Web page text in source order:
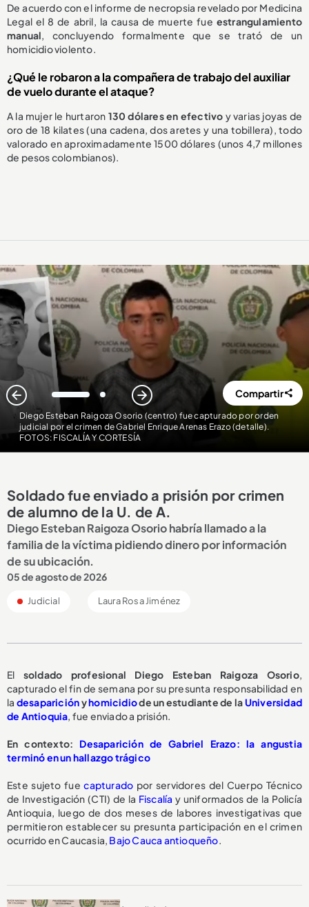
De acuerdo con el informe de necropsia revelado por Medicina
Legal el 8 de abril, la causa de muerte fue estrangulamiento
manual, concluyendo formalmente que se trató de un
homicidio violento.
¿Qué le robaron a la compañera de trabajo del auxiliar
de vuelo durante el ataque?
A la mujer le hurtaron 130 dólares en efectivo y varias joyas de
oro de 18 kilates (una cadena, dos aretes y una tobillera), todo
valorado en aproximadamente 1500 dólares (unos 4,7 millones
de pesos colombianos).
Diego Esteban Raigoza Osorio (centro) fue capturado por orden
judicial por el crimen de Gabriel Enrique Arenas Erazo (detalle).
FOTOS: FISCALÍA Y CORTESÍA
1 2 Compartir
Soldado fue enviado a prisión por crimen
de alumno de la U. de A.
Diego Esteban Raigoza Osorio habría llamado a la
familia de la víctima pidiendo dinero por información
de su ubicación.
05 de agosto de 2026
Judicial Laura Rosa Jiménez
El soldado profesional Diego Esteban Raigoza Osorio,
capturado el fin de semana por su presunta responsabilidad en
la desapariciónyhomicidiode un estudiante de laUniversidad
de Antioquia, fue enviado a prisión.
En contexto: Desaparición de Gabriel Erazo: la angustia
terminó en un hallazgo trágico
Este sujeto fuecapturado por servidores del Cuerpo Técnico
de Investigación (CTI) de la Fiscalía y uniformados de la Policía
Antioquia, luego de dos meses de labores investigativas que
permitieron establecer su presunta participación en el crimen
ocurrido en Caucasia, Bajo Cauca antioqueño.